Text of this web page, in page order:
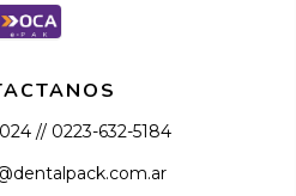
// 0223-632-5184